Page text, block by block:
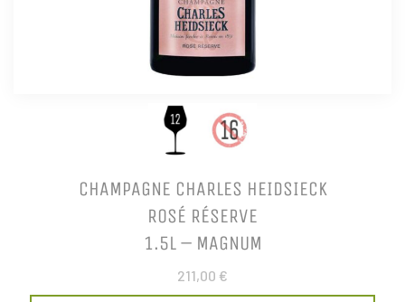
CHAMPAGNE CHARLES HEIDSIECK
ROSÉ RÉSERVE
1.5L – MAGNUM
211,00 €